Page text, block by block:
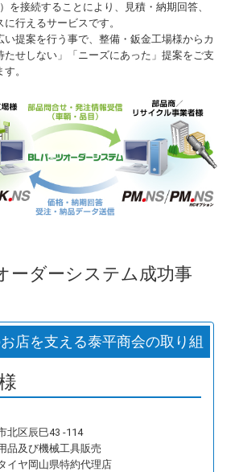
）を接続することにより、見積・納期回答、
行えるサービスです。
い提案を行う事で、整備・鈑金工場様からカ
たせしない」「ニーズにあった」提案をご支
。
ーダーシステム成功事
店を支える泰平商会の取り組
北区辰巳43 -114
品及び機械工具販売
イヤ岡山県特約代理店